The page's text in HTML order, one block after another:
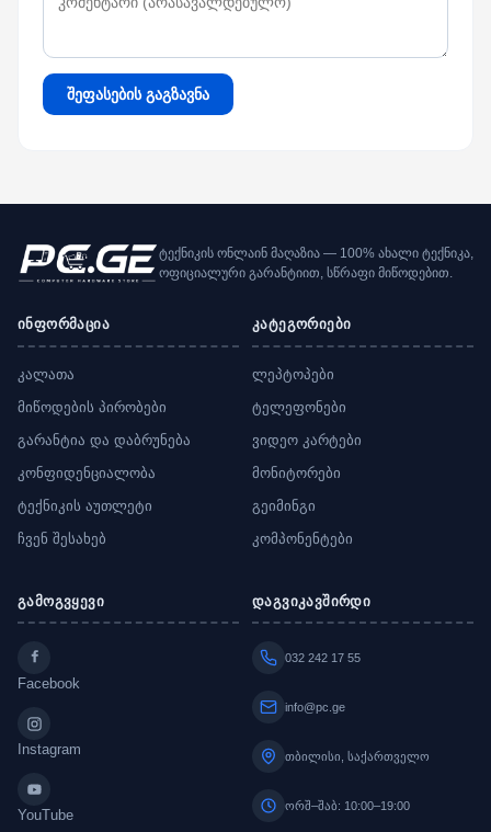
შეფასების გაგზავნა
ტექნიკის ონლაინ მაღაზია — 100% ახალი ტექნიკა,
ოფიციალური გარანტიით, სწრაფი მიწოდებით.
ინფორმაცია
კალათა
მიწოდების პირობები
გარანტია და დაბრუნება
კონფიდენციალობა
ტექნიკის აუთლეტი
ჩვენ შესახებ
კატეგორიები
ლეპტოპები
ტელეფონები
ვიდეო კარტები
მონიტორები
გეიმინგი
კომპონენტები
გამოგვყევი
Facebook
Instagram
YouTube
დაგვიკავშირდი
032 242 17 55
info@pc.ge
თბილისი, საქართველო
ორშ–შაბ: 10:00–19:00